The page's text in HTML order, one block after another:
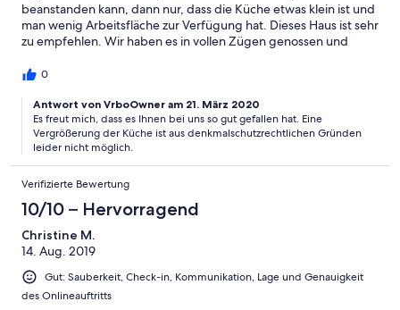
beanstanden kann, dann nur, dass die Küche etwas klein ist und
man wenig Arbeitsfläche zur Verfügung hat. Dieses Haus ist sehr
zu empfehlen. Wir haben es in vollen Zügen genossen und
bedanken.
0
Antwort von VrboOwner am 21. März 2020
Es freut mich, dass es Ihnen bei uns so gut gefallen hat. Eine
Vergrößerung der Küche ist aus denkmalschutzrechtlichen Gründen
leider nicht möglich.
Verifizierte Bewertung
10/10 – Hervorragend
Christine M.
14. Aug. 2019
Gut: Sauberkeit, Check-in, Kommunikation, Lage und Genauigkeit
des Onlineauftritts